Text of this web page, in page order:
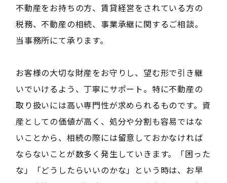
不動産をお持ちの方、賃貸経営をされている方の
税務、不動産の相続、事業承継に関するご相談。
当事務所にて承ります。
お客様の大切な財産をお守りし、望む形で引き継
いでいけるよう、丁寧にサポート。特に不動産の
取り扱いには高い専門性が求められるものです。資
産としての価値が高く、処分や分割も容易ではな
いことから、相続の際には留意しておかなければ
ならないことが数多く発生していきます。「困った
な」「どうしたらいいのかな」という時は、お早